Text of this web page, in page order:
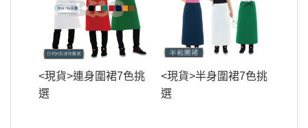
<現貨>連身圍裙7色挑
選
<現貨>半身圍裙7色挑
選